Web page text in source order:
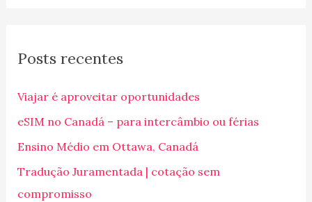
u
s
a
r
p
o
Posts recentes
Viajar é aproveitar oportunidades
eSIM no Canadá – para intercâmbio ou férias
Ensino Médio em Ottawa, Canadá
Tradução Juramentada | cotação sem
compromisso